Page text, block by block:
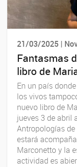
21/03/2025 |
Fantasmas
libro de
En un país
los vivos
nuevo libro de
jueves 3 de abril
Antropologías de
estará
Marconetto y la
actividad es